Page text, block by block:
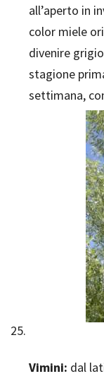
all’aperto in
color miele
divenire
stagione
settimana,
Vimini: dal